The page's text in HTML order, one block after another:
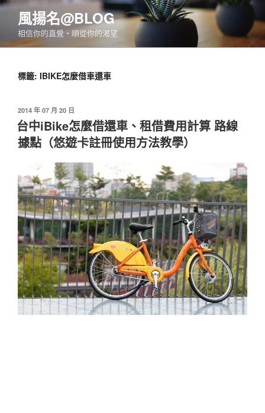
跳
要
風揚名@BLOG
相信你的直覺‧順從你的渴望
標籤: IBIKE怎麼借車還車
發
佈
於
2014 年 07 月 20 日
台中iBike怎麼借還車、租借費用計算 路線
據點（悠遊卡註冊使用方法教學）